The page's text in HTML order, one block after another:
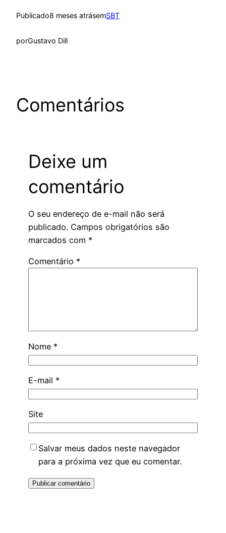
Publicado8 meses atrásemSBT
porGustavo Dill
Comentários
Deixe um
comentário
O seu endereço de e-mail não será
publicado. Campos obrigatórios são
marcados com *
Comentário *
Nome *
E-mail *
Site
Salvar meus dados neste navegador
para a próxima vez que eu comentar.